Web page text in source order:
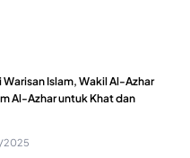
Warisan Islam, Wakil Al-Azhar
Al-Azhar untuk Khat dan
2025